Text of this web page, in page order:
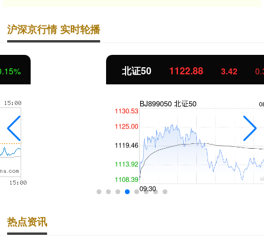
沪深京行情 实时轮播
1122.88 0.30%
热点资讯